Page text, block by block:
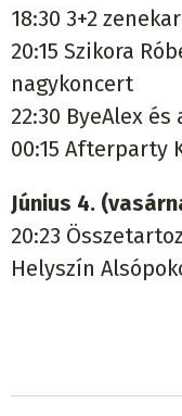
18:30 3+2
20:15 Szikora
nagykoncert
22:30 ByeAlex
00:15 Afterparty
Június 4.
20:23
Helyszín